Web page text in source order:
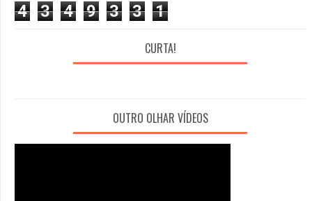
4 3 4 9 3 3 1
CURTA!
OUTRO OLHAR VÍDEOS